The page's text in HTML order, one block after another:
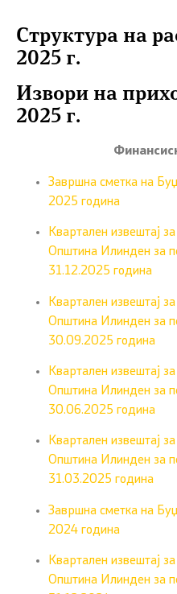
Структура на
2025 г.
Извори на
2025 г.
Завршна сметка на
2025 година
Квартален извештај
Општина Илинден за
31.12.2025 година
Квартален извештај
Општина Илинден за
30.09.2025 година
Квартален извештај
Општина Илинден за
30.06.2025 година
Квартален извештај
Општина Илинден за
31.03.2025 година
Завршна сметка на
2024 година
Квартален извештај
Општина Илинден за